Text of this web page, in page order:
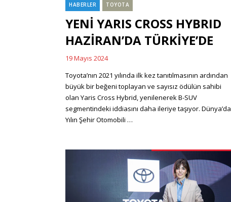
Categories
HABERLER TOYOTA
YENİ YARIS CROSS HYBRID
HAZİRAN’DA TÜRKİYE’DE
Posted
on
19 Mayıs 2024
Toyota’nın 2021 yılında ilk kez tanıtılmasının ardından
büyük bir beğeni toplayan ve sayısız ödülün sahibi
olan Yaris Cross Hybrid, yenilenerek B-SUV
segmentindeki iddiasını daha ileriye taşıyor. Dünya’da
Yılın Şehir Otomobili …